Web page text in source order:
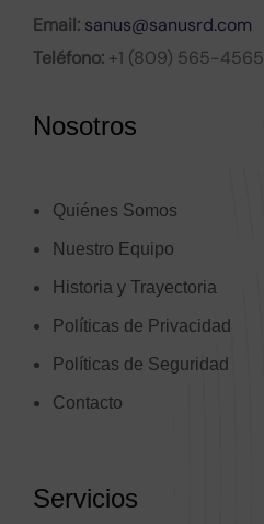
Email: sanus@sanusrd.com
Teléfono: +1 (809) 565-4565
Nosotros
Quiénes Somos
Nuestro Equipo
Historia y Trayectoria
Políticas de Privacidad
Políticas de Seguridad
Contacto
Servicios